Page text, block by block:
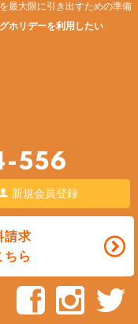
最大限に引き出すための準備
ホリデーを利用したい
556
新規会員登録
請求
ちら